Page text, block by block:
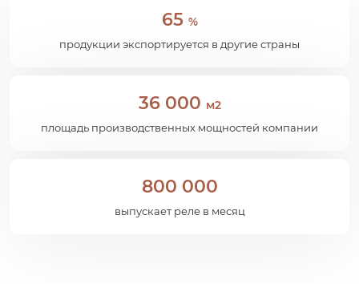
65 %
продукции экспортируется в другие страны
36 000 м2
площадь производственных мощностей компании
800 000
выпускает реле в месяц